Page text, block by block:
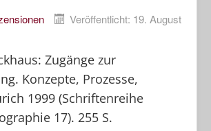
Veröffentlicht: 19. August
Zugänge zur
Konzepte, Prozesse,
1999 (Schriftenreihe
17). 255 S.